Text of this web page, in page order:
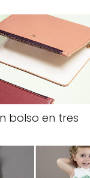
bolso en tres